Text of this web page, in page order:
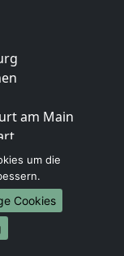
am Main
um die
Cookies